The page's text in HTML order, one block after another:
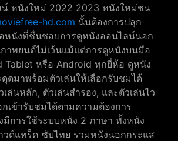
น์ หนังใหม่ 2022 2023 หนังใหม่ชน
hd.com นั้นต้องการปลุก
หนังที่ชื่นชอบการดูหนังออนไลน์นอก
ภาพยนต์ไม่เว้นแม้แต่การดูหนังบนมือ
Tablet หรือ Android ทุกยี่ห้อ ดูหนัง
ดมาพร้อมตัวเล่นให้เลือกรับชมได้
ล่นหลัก, ตัวเล่นสำรอง, และตัวเล่นไว
เข้ารับชมได้ตามความต้องการ
มีการใช้ระบบหนัง 2 ภาษา ทั้งหนัง
วด์แทร็ค ซับไทย รวมหนังนอกกระแส